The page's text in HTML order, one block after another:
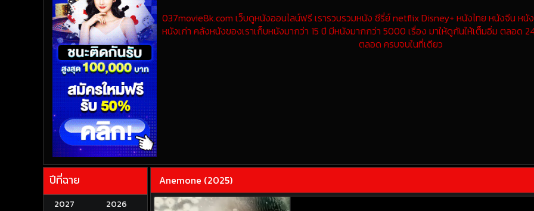
037movie8k.com เว็บดูหนังออนไลน์ฟรี เรารวบรวมหนัง ซีรี่ย์ netflix Disney+ หนังไทย หนังจีน หนั
หนังเก่า คลังหนังของเราเก็บหนังมากว่า 15 ปี มีหนังมากกว่า 5000 เรื่อง มาให้ดูกันให้เต็มอิ่ม ตลอด
ตลอด ครบจบในที่เดียว
ปีที่ฉาย
2027
2026
Anemone (2025)